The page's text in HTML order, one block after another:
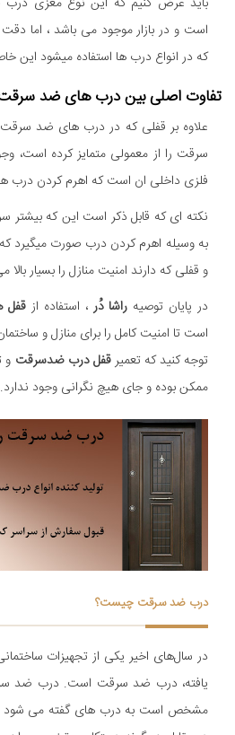
است و در بازار موجود می باشد ، اما
که در انواع درب ها استفاده میشود این
تفاوت اصلی بین درب های ضد
علاوه بر قفلی که در درب های ضد
سرقت را از معمولی متمایز کرده است،
فلزی داخلی ان است که اهرم کردن درب ها
نکته ای که قابل ذکر است این که بیشتر
به وسیله اهرم کردن درب صورت میگیرد
و قفلی که دارند امنیت منازل را بسیار بالا
در پایان توصیه راشا دُر، استفاده از
است تا امنیت کامل را برای منازل و
توجه کنید که تعمیرقفل درب ضدسرقت و
ممکن بوده و جای هیچ نگرانی وجود ندارد.
درب ضد سرقت چیست؟
در سال‌های اخیر یکی از تجهیزات
یافته، درب ضد سرقت است. درب ضد
مشخص است به درب های گفته می شود